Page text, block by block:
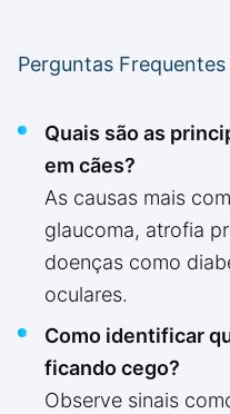
Perguntas Frequentes
Quais são as
em cães?
As causas mais
glaucoma, atrofia
doenças como
oculares.
Como identificar
ficando cego?
Observe sinais